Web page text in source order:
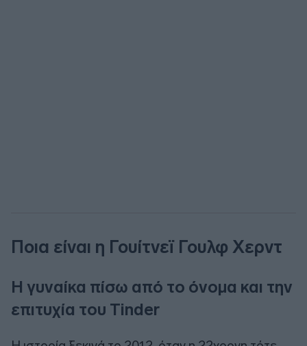
Ποια είναι η Γουίτνεϊ Γουλφ Χερντ
Η γυναίκα πίσω από το όνομα και την
επιτυχία του Tinder